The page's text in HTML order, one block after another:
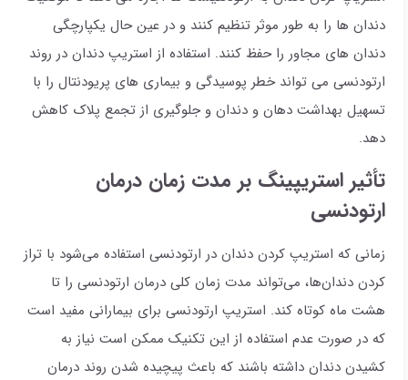
دندان ها را به طور موثر تنظیم کنند و در عین حال یکپارچگی
دندان های مجاور را حفظ کنند. استفاده از استریپ دندان در روند
ارتودنسی می تواند خطر پوسیدگی و بیماری های پریودنتال را با
تسهیل بهداشت دهان و دندان و جلوگیری از تجمع پلاک کاهش
دهد.
تأثیر استریپینگ بر مدت زمان درمان
ارتودنسی
زمانی که استریپ کردن دندان در ارتودنسی استفاده می‌شود با تراز
کردن دندان‌ها، می‌تواند مدت زمان کلی درمان ارتودنسی را تا
هشت ماه کوتاه کند. استریپ ارتودنسی برای بیمارانی مفید است
که در صورت عدم استفاده از این تکنیک ممکن است نیاز به
کشیدن دندان داشته باشند که باعث پیچیده شدن روند درمان